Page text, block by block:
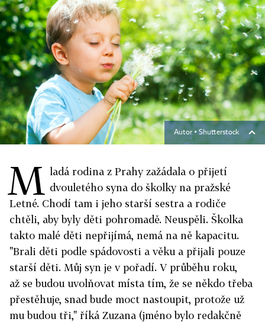
Autor ▪ Shutterstock
M ladá rodina z Prahy zažádala o přijetí
dvouletého syna do školky na pražské
Letné. Chodí tam i jeho starší sestra a rodiče
chtěli, aby byly děti pohromadě. Neuspěli. Školka
takto malé děti nepřijímá, nemá na ně kapacitu.
"Brali děti podle spádovosti a věku a přijali pouze
starší děti. Můj syn je v pořadí. V průběhu roku,
až se budou uvolňovat místa tím, že se někdo třeba
přestěhuje, snad bude moct nastoupit, protože už
mu budou tři," říká Zuzana (jméno bylo redakčně